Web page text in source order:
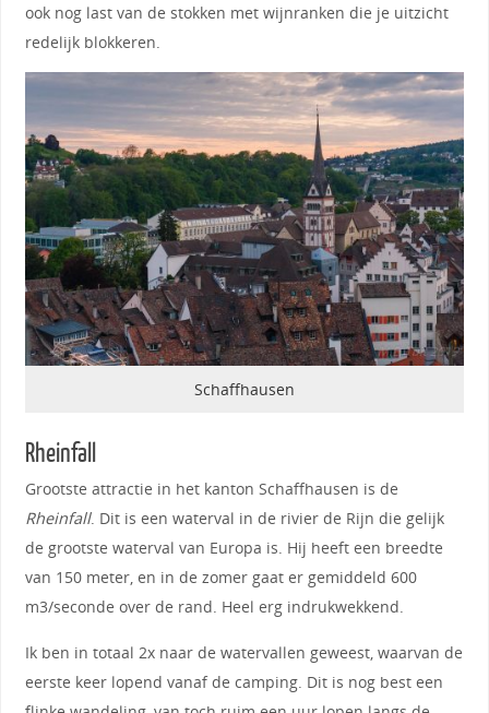
ook nog last van de stokken met wijnranken die je uitzicht
redelijk blokkeren.
Schaffhausen
Rheinfall
Grootste attractie in het kanton Schaffhausen is de
Rheinfall. Dit is een waterval in de rivier de Rijn die gelijk
de grootste waterval van Europa is. Hij heeft een breedte
van 150 meter, en in de zomer gaat er gemiddeld 600
m3/seconde over de rand. Heel erg indrukwekkend.
Ik ben in totaal 2x naar de watervallen geweest, waarvan de
eerste keer lopend vanaf de camping. Dit is nog best een